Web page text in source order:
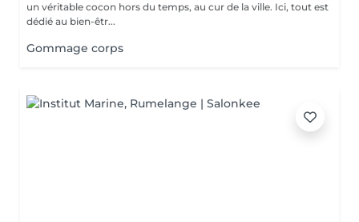
un véritable cocon hors du temps, au cur de la ville. Ici, tout est
dédié au bien-êtr...
Gommage corps